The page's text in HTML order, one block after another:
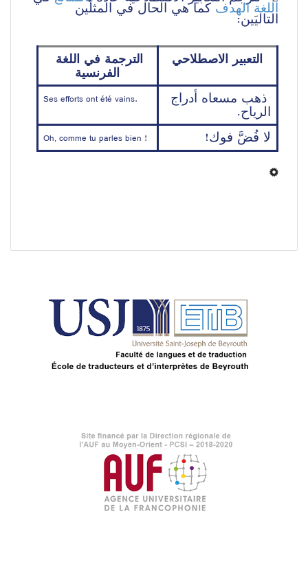
اللغة الهدف كما هي الحال في المثلَين
التاليَين:
التعبير الاصطلاحي
الفرنسية
الرياح.
Ses efforts ont été vains.
لا فُضَّ فوك!
Oh, comme tu parles bien !